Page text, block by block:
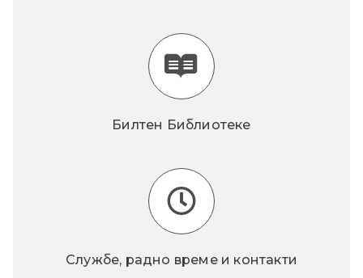
Билтен Библиотеке
Службе, радно време и контакти